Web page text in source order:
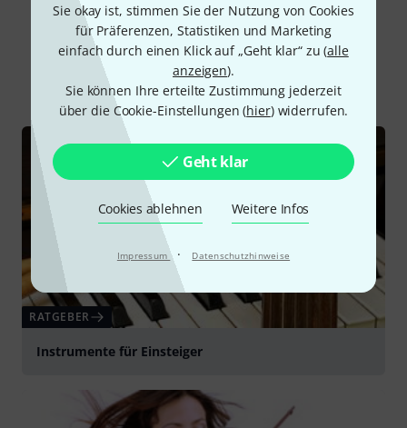
Sie okay ist, stimmen Sie der Nutzung von Cookies
für Präferenzen, Statistiken und Marketing
einfach durch einen Klick auf „Geht klar“ zu (alle
anzeigen).
Sie können Ihre erteilte Zustimmung jederzeit
über die Cookie-Einstellungen (hier) widerrufen.
Geht klar
Cookies ablehnen Weitere Infos
Impressum · Datenschutzhinweise
Schon gewusst?
Alle Ratgeber
RATGEBER
Instrumente für Einsteiger